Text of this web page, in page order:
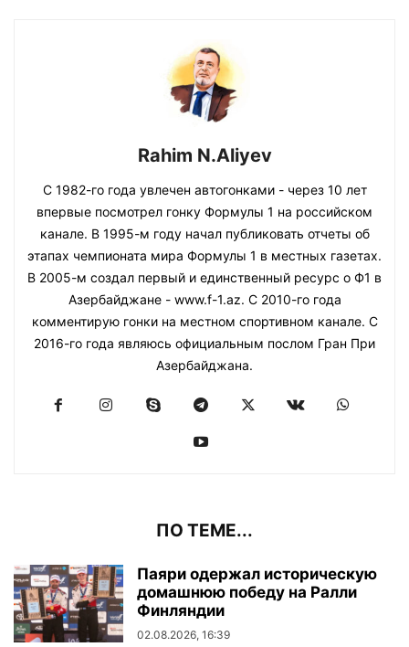
Rahim N.Aliyev
С 1982-го года увлечен автогонками - через 10 лет
впервые посмотрел гонку Формулы 1 на российском
канале. В 1995-м году начал публиковать отчеты об
этапах чемпионата мира Формулы 1 в местных газетах.
В 2005-м создал первый и единственный ресурс о Ф1 в
Азербайджане - www.f-1.az. С 2010-го года
комментирую гонки на местном спортивном канале. С
2016-го года являюсь официальным послом Гран При
Азербайджана.
ПО ТЕМЕ...
Паяри одержал историческую
домашнюю победу на Ралли
Финляндии
02.08.2026, 16:39